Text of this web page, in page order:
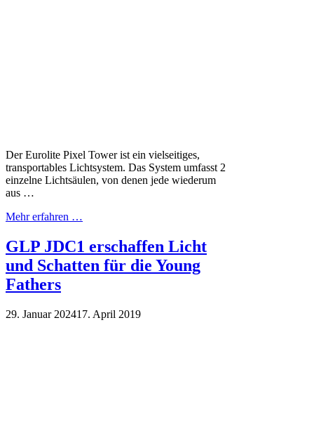
Der Eurolite Pixel Tower ist ein vielseitiges,
transportables Lichtsystem. Das System umfasst 2
einzelne Lichtsäulen, von denen jede wiederum
aus …
Mehr erfahren …
GLP JDC1 erschaffen Licht
und Schatten für die Young
Fathers
29. Januar 202417. April 2019